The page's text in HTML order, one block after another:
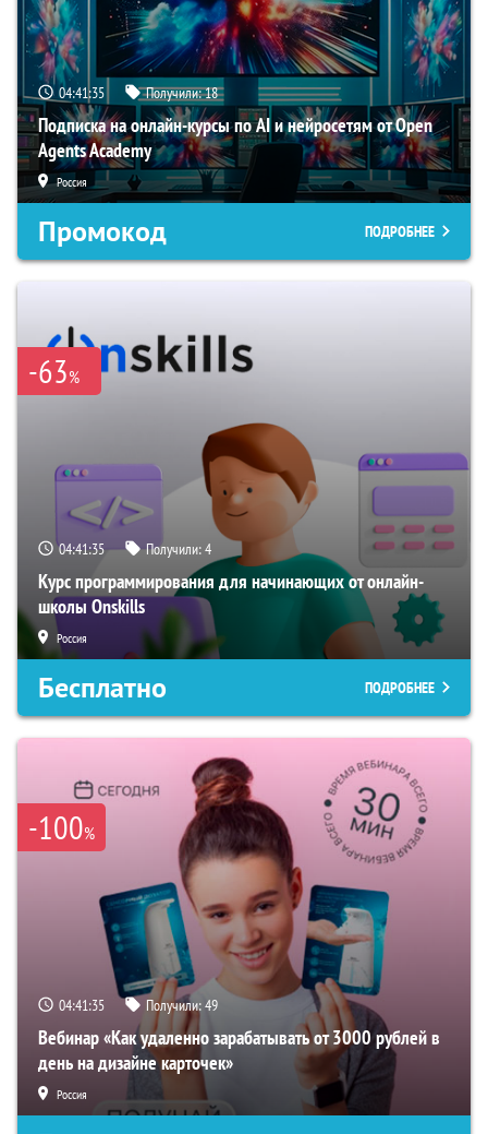
04:41:34 Получили:18
Подписка на онлайн-курсы по AI и нейросетям от Open
Agents Academy
Россия
Промокод ПОДРОБНЕЕ
-63%
04:41:34 Получили:4
Курс программирования для начинающих от онлайн-
школы Onskills
Россия
Бесплатно ПОДРОБНЕЕ
-100%
04:41:34 Получили:49
Вебинар «Как удаленно зарабатывать от 3000 рублей в
день на дизайне карточек»
Россия